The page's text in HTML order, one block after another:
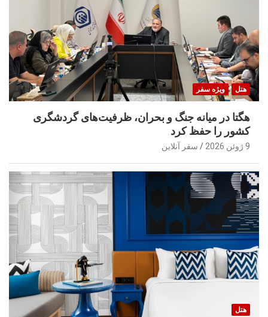
هتل ویژه سفر
هگتا در میانه جنگ و بحران، ظرفیت‌های گردشگری
کشور را حفظ کرد
9 ژوئن 2026 سفر آنلاین
هتل